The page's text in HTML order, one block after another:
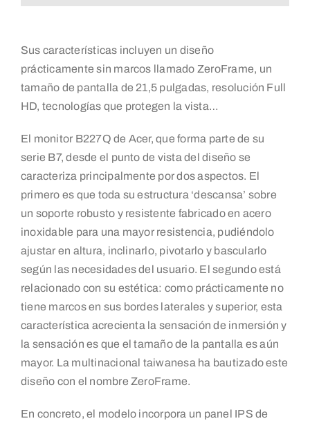
Sus características incluyen un diseño
prácticamente sin marcos llamado ZeroFrame, un
tamaño de pantalla de 21,5 pulgadas, resolución Full
HD, tecnologías que protegen la vista…
El monitor B227Q de Acer, que forma parte de su
serie B7, desde el punto de vista del diseño se
caracteriza principalmente por dos aspectos. El
primero es que toda su estructura ‘descansa’ sobre
un soporte robusto y resistente fabricado en acero
inoxidable para una mayor resistencia, pudiéndolo
ajustar en altura, inclinarlo, pivotarlo y bascularlo
según las necesidades del usuario. El segundo está
relacionado con su estética: como prácticamente no
tiene marcos en sus bordes laterales y superior, esta
característica acrecienta la sensación de inmersión y
la sensación es que el tamaño de la pantalla es aún
mayor. La multinacional taiwanesa ha bautizado este
diseño con el nombre ZeroFrame.
En concreto, el modelo incorpora un panel IPS de